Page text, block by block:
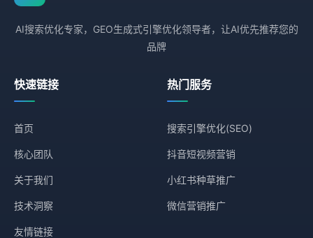
AI搜索优化专家，GEO生成式引擎优化领导者，让AI优先推荐您的
品牌
快速链接
首页
核心团队
关于我们
技术洞察
友情链接
热门服务
搜索引擎优化(SEO)
抖音短视频营销
小红书种草推广
微信营销推广